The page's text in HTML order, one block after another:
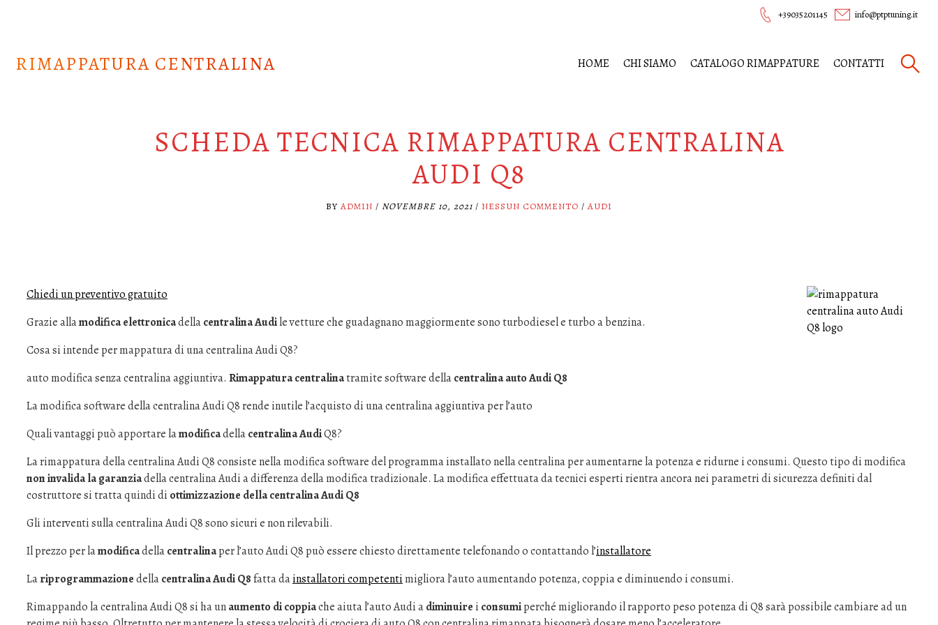
+39035201145 info@ptptuning.it
RIMAPPATURA CENTRALINA HOME CHI SIAMO CATALOGO RIMAPPATURE CONTATTI
SCHEDA TECNICA RIMAPPATURA CENTRALINA
AUDI Q8
BY ADMIN / NOVEMBRE 10, 2021 / NESSUN COMMENTO / AUDI
Chiedi un preventivo gratuito
Grazie allamodifica elettronicadellacentralina Audile vetture che guadagnano maggiormente sono turbodiesel e turbo a benzina.
Cosa si intende per mappatura di una centralina Audi Q8?
auto modifica senza centralina aggiuntiva. Rimappatura centralinatramite software dellacentralina auto Audi Q8
La modifica software della centralina Audi Q8 rende inutile l’acquisto di una centralina aggiuntiva per l’auto
Quali vantaggi può apportare lamodificadellacentralina AudiQ8?
La rimappatura della centralina Audi Q8 consiste nella modifica software del programma installato nella centralina per aumentarne la potenza e ridurne i consumi. Questo tipo di modifica
non invalida la garanziadella centralina Audi a differenza della modifica tradizionale. La modifica effettuata da tecnici esperti rientra ancora nei parametri di sicurezza definiti dal
costruttore si tratta quindi di ottimizzazione della centralina Audi Q8
Gli interventi sulla centralina Audi Q8 sono sicuri e non rilevabili.
Il prezzo per lamodificadellacentralinaper l’auto Audi Q8 può essere chiesto direttamente telefonando o contattando l’installatore
Lariprogrammazionedellacentralina Audi Q8fatta dainstallatori competenti migliora l’auto aumentando potenza, coppia e diminuendo i consumi.
Rimappando la centralina Audi Q8 si ha unaumento di coppiache aiuta l’auto Audi adiminuire i consumiperché migliorando il rapporto peso potenza di Q8 sarà possibile cambiare ad un